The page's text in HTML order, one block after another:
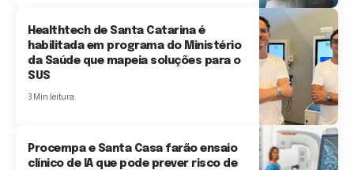
Healthtech de Santa Catarina é
habilitada em programa do Ministério
da Saúde que mapeia soluções para o
SUS
3 Min leitura
Procempa e Santa Casa farão ensaio
clínico de IA que pode prever risco de